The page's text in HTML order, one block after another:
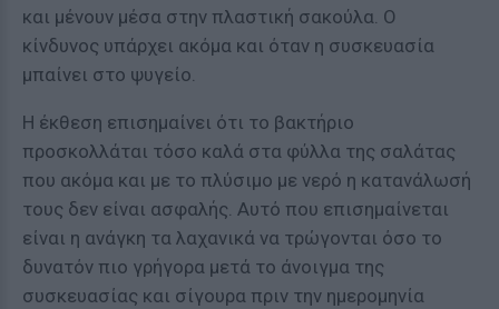
και μένουν μέσα στην πλαστική σακούλα. Ο
κίνδυνος υπάρχει ακόμα και όταν η συσκευασία
μπαίνει στο ψυγείο.
Η έκθεση επισημαίνει ότι το βακτήριο
προσκολλάται τόσο καλά στα φύλλα της σαλάτας
που ακόμα και με το πλύσιμο με νερό η κατανάλωσή
τους δεν είναι ασφαλής. Αυτό που επισημαίνεται
είναι η ανάγκη τα λαχανικά να τρώγονται όσο το
δυνατόν πιο γρήγορα μετά το άνοιγμα της
συσκευασίας και σίγουρα πριν την ημερομηνία